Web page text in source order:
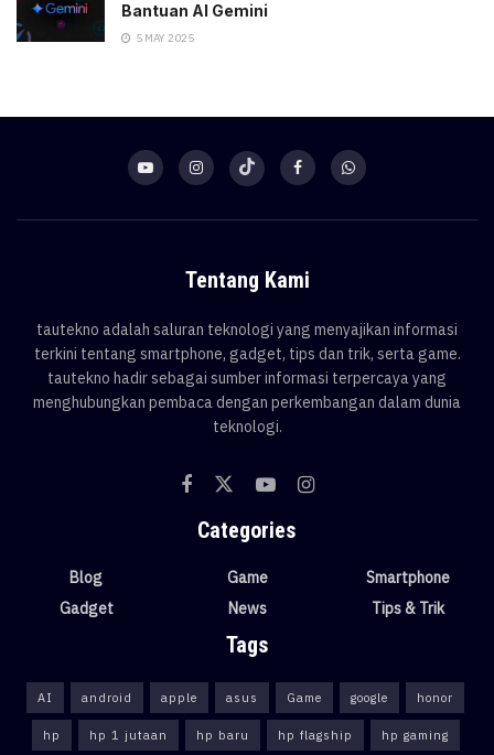
Bantuan AI Gemini
5 MAY 2025
Tentang Kami
tautekno adalah saluran teknologi yang menyajikan informasi
terkini tentang smartphone, gadget, tips dan trik, serta game.
tautekno hadir sebagai sumber informasi terpercaya yang
menghubungkan pembaca dengan perkembangan dalam dunia
teknologi.
Categories
Blog
Gadget
Game
News
Smartphone
Tips & Trik
Tags
AI android apple asus Game google honor
hp hp 1 jutaan hp baru hp flagship hp gaming